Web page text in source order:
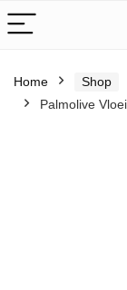
Home Shop
Palmolive